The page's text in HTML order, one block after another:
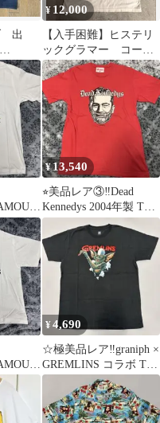
出
ツ XL
¥ 12,000
【入手困難】ヒステリ
ックグラマー コート
ニーラブ レアサイ
ズ 半袖Tシャツ
ャツ
¥13,540
⭐︎美品レア③‼️Dead
Kennedys 2004年製 Tシ
ャツ Mサイズ‼️
ボL‼️
¥4,690
☆極美品レア‼️graniph ×
GREMLINS コラボ Tシ
ャツ Lサイズ‼️